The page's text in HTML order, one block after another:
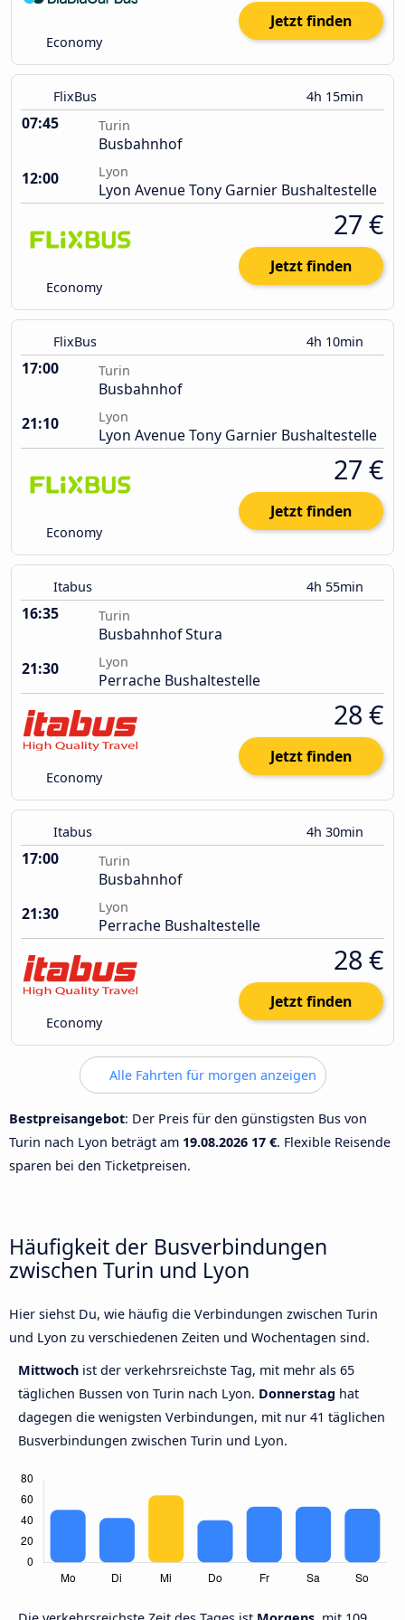
Economy
Jetzt finden
FlixBus 4h 15min
07:45 Turin
Busbahnhof
12:00
Lyon
Lyon Avenue Tony Garnier Bushaltestelle
Economy
27 €
Jetzt finden
FlixBus 4h 10min
17:00 Turin
Busbahnhof
21:10
Lyon
Lyon Avenue Tony Garnier Bushaltestelle
Economy
27 €
Jetzt finden
Itabus 4h 55min
16:35 Turin
Busbahnhof Stura
21:30
Lyon
Perrache Bushaltestelle
Economy
28 €
Jetzt finden
Itabus 4h 30min
17:00 Turin
Busbahnhof
21:30
Lyon
Perrache Bushaltestelle
Economy
28 €
Jetzt finden
Alle Fahrten für morgen anzeigen
Bestpreisangebot: Der Preis für den günstigsten Bus von
Turin nach Lyon beträgt am 19.08.2026 17 €. Flexible Reisende
sparen bei den Ticketpreisen.
Häufigkeit der Busverbindungen
zwischen Turin und Lyon
Hier siehst Du, wie häufig die Verbindungen zwischen Turin
und Lyon zu verschiedenen Zeiten und Wochentagen sind.
Mittwoch ist der verkehrsreichste Tag, mit mehr als 65
täglichen Bussen von Turin nach Lyon. Donnerstag hat
dagegen die wenigsten Verbindungen, mit nur 41 täglichen
Busverbindungen zwischen Turin und Lyon.